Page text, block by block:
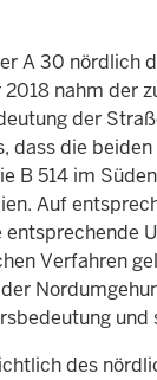
A 30 nördlich
nahm der
der
dass die
B 514 im
Auf
Verfahren
des